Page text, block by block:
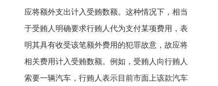
应将额外支出计入受贿数额。这种情况下，相当
于受贿人明确要求行贿人代为支付某项费用，表
明其具有收受该笔额外费用的犯罪故意，故应将
相关费用计入受贿数额。例如，受贿人向行贿人
索要一辆汽车，行贿人表示目前市面上该款汽车